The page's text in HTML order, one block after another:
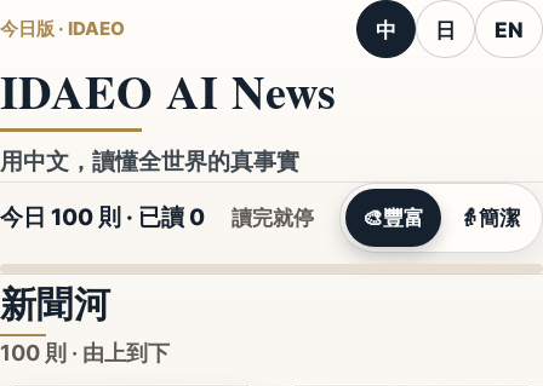
今日版 · IDAEO 中 日 EN
IDAEO AI News
用中文，讀懂全世界的真事實
今日 100 則 · 已讀 0 讀完就停 🎨豐富 👵簡潔
新聞河
100 則 · 由上到下